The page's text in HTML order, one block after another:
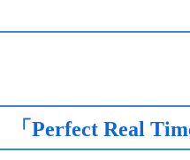
「Perfect Real